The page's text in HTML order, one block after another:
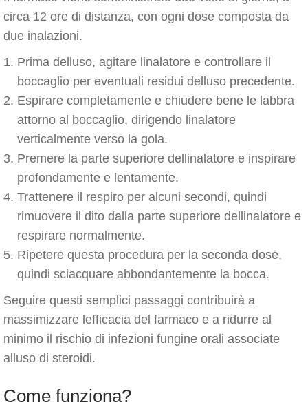
circa 12 ore di distanza, con ogni dose composta da
due inalazioni.
Prima delluso, agitare linalatore e controllare il
boccaglio per eventuali residui delluso precedente.
Espirare completamente e chiudere bene le labbra
attorno al boccaglio, dirigendo linalatore
verticalmente verso la gola.
Premere la parte superiore dellinalatore e inspirare
profondamente e lentamente.
Trattenere il respiro per alcuni secondi, quindi
rimuovere il dito dalla parte superiore dellinalatore e
respirare normalmente.
Ripetere questa procedura per la seconda dose,
quindi sciacquare abbondantemente la bocca.
Seguire questi semplici passaggi contribuirà a
massimizzare lefficacia del farmaco e a ridurre al
minimo il rischio di infezioni fungine orali associate
alluso di steroidi.
Come funziona?